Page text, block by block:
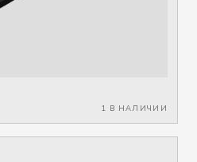
1 В НАЛИЧИИ